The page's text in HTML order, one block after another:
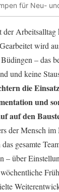
für Neu-
der
wird
– das
und keine
die
und
auf den
der Mensch
gesamte
– über